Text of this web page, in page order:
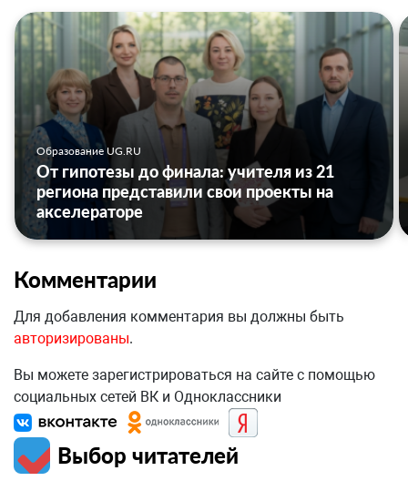
Образование UG.RU
От гипотезы до финала: учителя из 21
региона представили свои проекты на
акселераторе
Комментарии
Для добавления комментария вы должны быть
авторизированы.
Вы можете зарегистрироваться на сайте с помощью
социальных сетей ВК и Одноклассники
Выбор читателей